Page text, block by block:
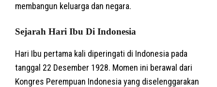
membangun keluarga dan negara.
Sejarah Hari Ibu Di Indonesia
Hari Ibu pertama kali diperingati di Indonesia pada
tanggal 22 Desember 1928. Momen ini berawal dari
Kongres Perempuan Indonesia yang diselenggarakan